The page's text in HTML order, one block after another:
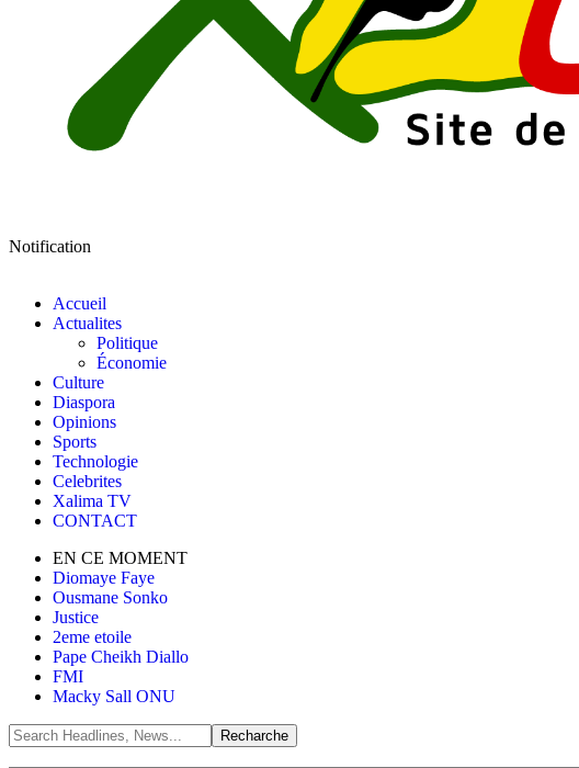
Notification
Accueil
Actualites
Politique
Économie
Culture
Diaspora
Opinions
Sports
Technologie
Celebrites
Xalima TV
CONTACT
EN CE MOMENT
Diomaye Faye
Ousmane Sonko
Justice
2eme etoile
Pape Cheikh Diallo
FMI
Macky Sall ONU